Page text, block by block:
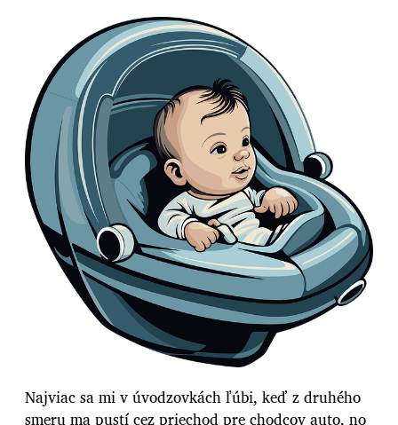
Najviac sa mi v úvodzovkách ľúbi, keď z druhého
smeru ma pustí cez priechod pre chodcov auto, no